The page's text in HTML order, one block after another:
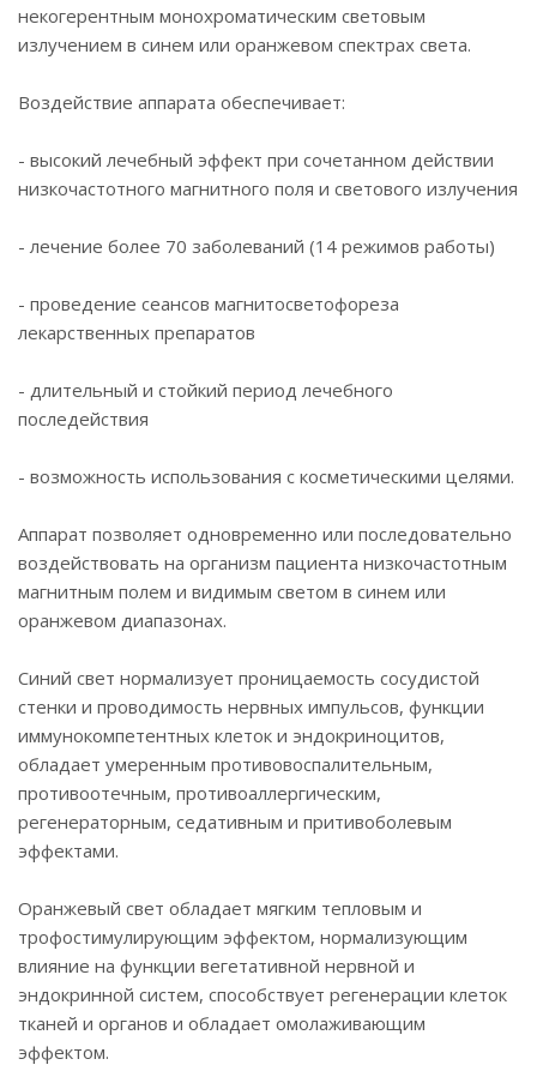
некогерентным монохроматическим световым
излучением в синем или оранжевом спектрах света.
Воздействие аппарата обеспечивает:
- высокий лечебный эффект при сочетанном действии
низкочастотного магнитного поля и светового излучения
- лечение более 70 заболеваний (14 режимов работы)
- проведение сеансов магнитосветофореза
лекарственных препаратов
- длительный и стойкий период лечебного
последействия
- возможность использования с косметическими целями.
Аппарат позволяет одновременно или последовательно
воздействовать на организм пациента низкочастотным
магнитным полем и видимым светом в синем или
оранжевом диапазонах.
Синий свет нормализует проницаемость сосудистой
стенки и проводимость нервных импульсов, функции
иммунокомпетентных клеток и эндокриноцитов,
обладает умеренным противовоспалительным,
противоотечным, противоаллергическим,
регенераторным, седативным и притивоболевым
эффектами.
Оранжевый свет обладает мягким тепловым и
трофостимулирующим эффектом, нормализующим
влияние на функции вегетативной нервной и
эндокринной систем, способствует регенерации клеток
тканей и органов и обладает омолаживающим
эффектом.